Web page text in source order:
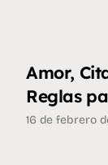
Amor,
Reglas
16 de febrero